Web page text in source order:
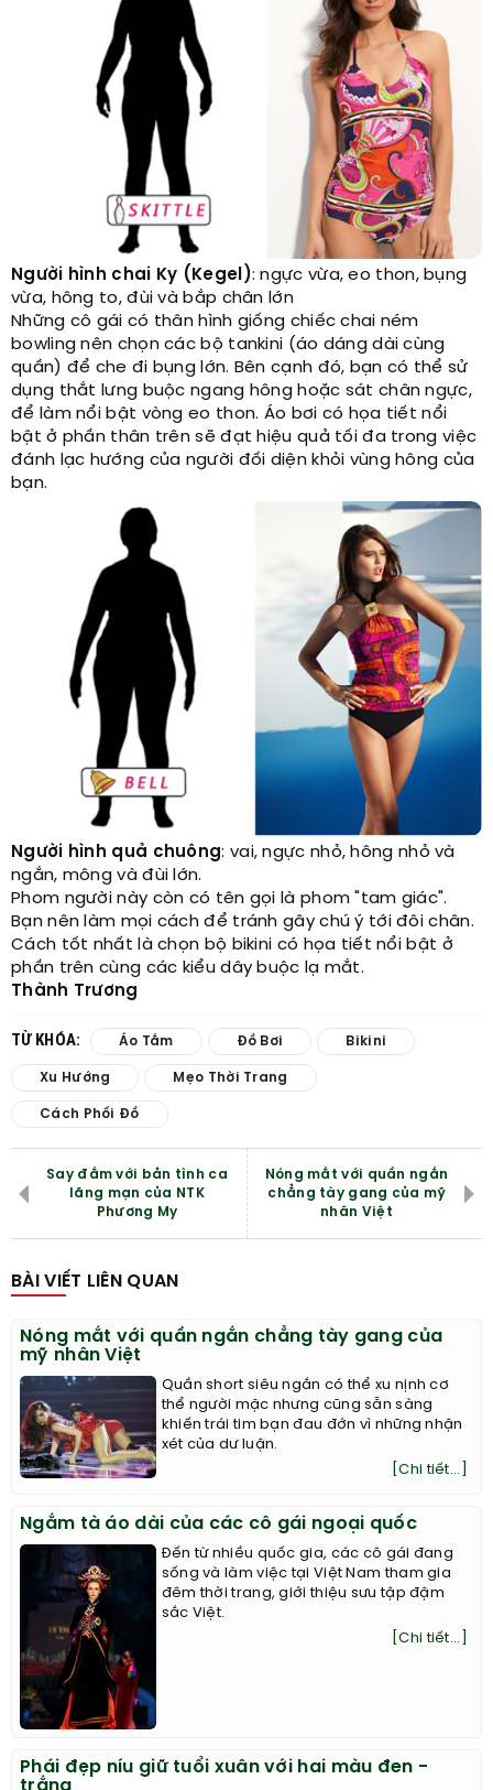
Người hình chai Ky (Kegel): ngực vừa, eo thon, bụng
vừa, hông to, đùi và bắp chân lớn
Những cô gái có thân hình giống chiếc chai ném
bowling nên chọn các bộ tankini (áo dáng dài cùng
quần) để che đi bụng lớn. Bên cạnh đó, bạn có thể sử
dụng thắt lưng buộc ngang hông hoặc sát chân ngực,
để làm nổi bật vòng eo thon. Áo bơi có họa tiết nổi
bật ở phần thân trên sẽ đạt hiệu quả tối đa trong việc
đánh lạc hướng của người đối diện khỏi vùng hông của
bạn.
Người hình quả chuông: vai, ngực nhỏ, hông nhỏ và
ngắn, mông và đùi lớn.
Phom người này còn có tên gọi là phom "tam giác".
Bạn nên làm mọi cách để tránh gây chú ý tới đôi chân.
Cách tốt nhất là chọn bộ bikini có họa tiết nổi bật ở
phần trên cùng các kiểu dây buộc lạ mắt.
Thành Trương
TỪ KHÓA: Áo Tắm Đồ Bơi Bikini
Xu Hướng Mẹo Thời Trang
Cách Phối Đồ
Say đắm với bản tình ca
lãng mạn của NTK
Phương My
Nóng mắt với quần ngắn
chẳng tày gang của mỹ
nhân Việt
BÀI VIẾT LIÊN QUAN
Nóng mắt với quần ngắn chẳng tày gang của
mỹ nhân Việt
Quần short siêu ngắn có thể xu nịnh cơ
thể người mặc nhưng cũng sẵn sàng
khiến trái tim bạn đau đớn vì những nhận
xét của dư luận.
[Chi tiết...]
Ngắm tà áo dài của các cô gái ngoại quốc
Đến từ nhiều quốc gia, các cô gái đang
sống và làm việc tại Việt Nam tham gia
đêm thời trang, giới thiệu sưu tập đậm
sắc Việt.
[Chi tiết...]
Phái đẹp níu giữ tuổi xuân với hai màu đen -
trắng